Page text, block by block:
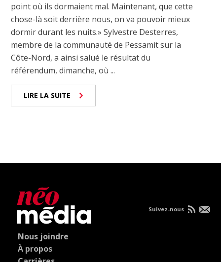
point où ils dormaient mal. Maintenant, que cette
chose-là soit derrière nous, on va pouvoir mieux
dormir durant les nuits.» Sylvestre Desterres,
membre de la communauté de Pessamit sur la
Côte-Nord, a ainsi salué le résultat du
référendum, dimanche, où ...
LIRE LA SUITE
Nous joindre
À propos
Suivez-nous